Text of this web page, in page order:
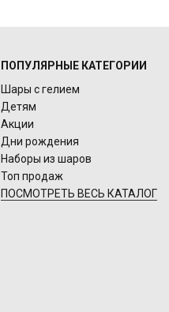
ПОПУЛЯРНЫЕ КАТЕГОРИИ
Шары с гелием
Детям
Акции
Дни рождения
Наборы из шаров
Топ продаж
ПОСМОТРЕТЬ ВЕСЬ КАТАЛОГ